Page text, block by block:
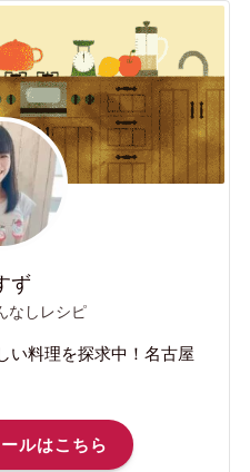
ず
なしレシピ
い料理を探求中！名古屋
ルはこちら